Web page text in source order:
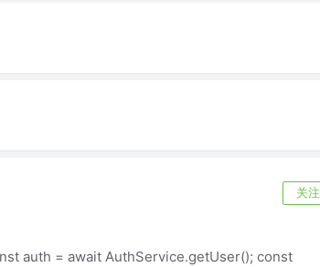
关注
auth = await AuthService.getUser(); const